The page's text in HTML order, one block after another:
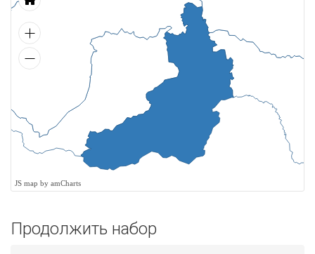
JS map by amCharts
Продолжить набор